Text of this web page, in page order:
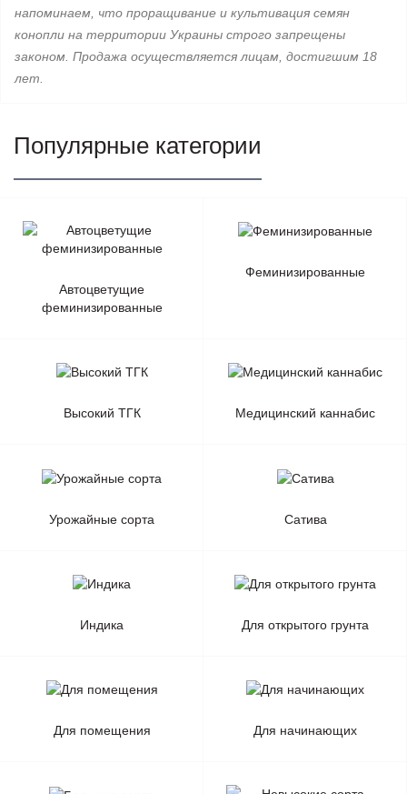
напоминаем, что проращивание и культивация семян
конопли на территории Украины строго запрещены
законом. Продажа осуществляется лицам, достигшим 18
лет.
Популярные категории
Автоцветущие
феминизированные
Феминизированные
Высокий ТГК Медицинский каннабис
Урожайные сорта Сатива
Индика Для открытого грунта
Для помещения Для начинающих